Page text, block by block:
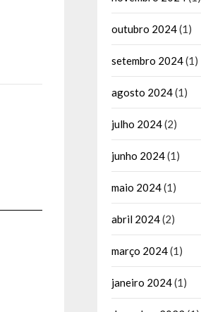
outubro 2024(1)
setembro 2024(1)
agosto 2024(1)
julho 2024(2)
junho 2024(1)
maio 2024(1)
abril 2024(2)
março 2024(1)
janeiro 2024(1)